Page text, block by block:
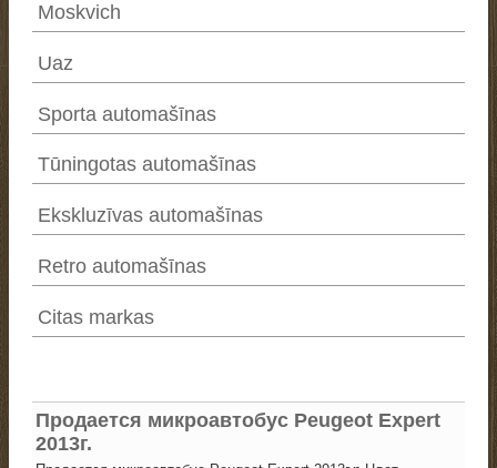
Moskvich
Uaz
Sporta automašīnas
Tūningotas automašīnas
Ekskluzīvas automašīnas
Retro automašīnas
Citas markas
Продается микроавтобус Peugeot Expert
2013г.